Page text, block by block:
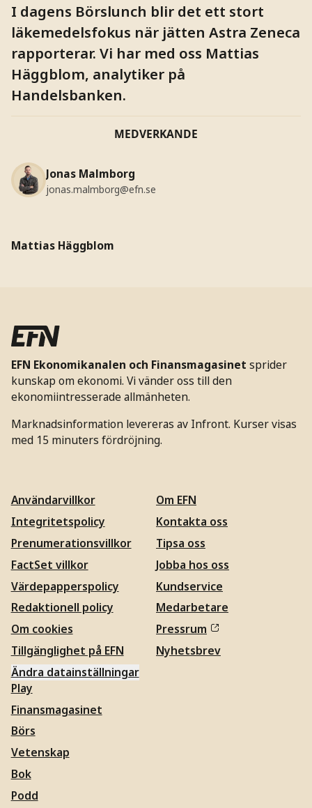
I dagens Börslunch blir det ett stort
läkemedelsfokus när jätten Astra Zeneca
rapporterar. Vi har med oss Mattias
Häggblom, analytiker på
Handelsbanken.
MEDVERKANDE
Jonas Malmborg
jonas.malmborg@efn.se
Mattias Häggblom
EFN Ekonomikanalen och Finansmagasinet sprider
kunskap om ekonomi. Vi vänder oss till den
ekonomiintresserade allmänheten.
Marknadsinformation levereras av Infront. Kurser visas
med 15 minuters fördröjning.
Användarvillkor
Integritetspolicy
Prenumerationsvillkor
FactSet villkor
Värdepapperspolicy
Redaktionell policy
Om cookies
Tillgänglighet på EFN
Ändra datainställningar
Om EFN
Kontakta oss
Tipsa oss
Jobba hos oss
Kundservice
Medarbetare
Pressrum
Nyhetsbrev
Play
Finansmagasinet
Börs
Vetenskap
Bok
Podd